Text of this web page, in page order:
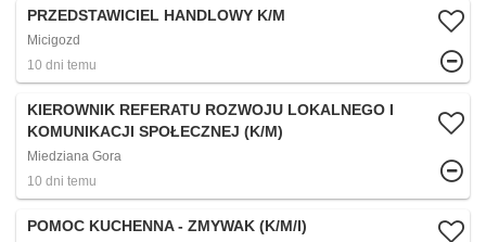
PRZEDSTAWICIEL HANDLOWY K/M
Micigozd
10 dni temu
KIEROWNIK REFERATU ROZWOJU LOKALNEGO I
KOMUNIKACJI SPOŁECZNEJ (K/M)
Miedziana Gora
10 dni temu
POMOC KUCHENNA - ZMYWAK (K/M/I)